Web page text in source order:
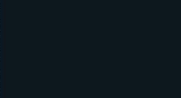
(vgl. Anlage 1 des
m breit (nach der Aufzeichnung der
von km 774,0 - 773,8 durch den
der Akten). Aus der Schiffskarte ergibt
Strompfeiler der Eisenbahnbrücke
der Fahrrinne befindet.
Schiffsführers von MS M ist er nach
in gerader Linie mit dem Pfeiler